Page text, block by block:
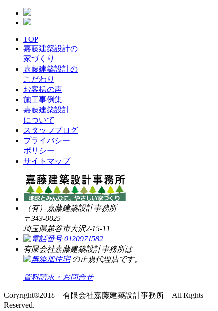
TOP
嘉藤建築設計の
家づくり
嘉藤建築設計の
こだわり
お客様の声
施工事例集
嘉藤建築設計
について
スタッフブログ
プライバシー
ポリシー
サイトマップ
（有）嘉藤建築設計事務所
〒343-0025
埼玉県越谷市大沢2-15-11
有限会社嘉藤建築設計事務所は
の正規代理店です。
資料請求・お問合せ
Coryright®2018 有限会社嘉藤建築設計事務所 All Rights
Reserved.